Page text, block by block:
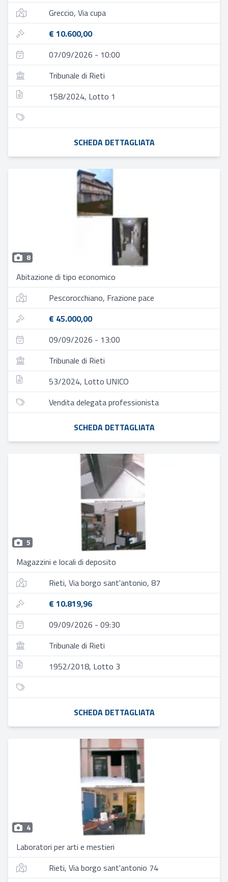
Greccio, Via cupa
€ 10.600,00
07/09/2026 - 10:00
Tribunale di Rieti
158/2024, Lotto 1
SCHEDA DETTAGLIATA
8
Abitazione di tipo economico
Pescorocchiano, Frazione pace
€ 45.000,00
09/09/2026 - 13:00
Tribunale di Rieti
53/2024, Lotto UNICO
Vendita delegata professionista
SCHEDA DETTAGLIATA
5
Magazzini e locali di deposito
Rieti, Via borgo sant'antonio, 87
€ 10.819,96
09/09/2026 - 09:30
Tribunale di Rieti
1952/2018, Lotto 3
SCHEDA DETTAGLIATA
4
Laboratori per arti e mestieri
Rieti, Via borgo sant'antonio 74